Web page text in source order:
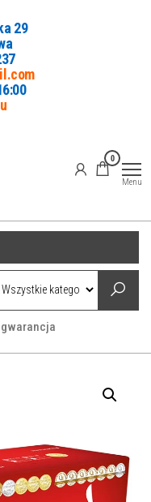
29
0
Menu